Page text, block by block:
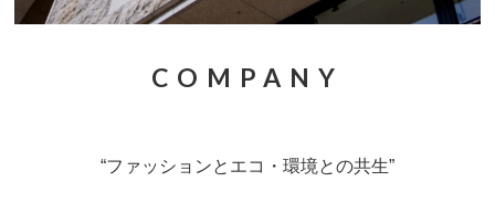
COMPANY
“ファッションとエコ・環境との共生”